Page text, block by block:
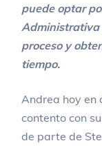
puede optar
Administrativa
proceso y
tiempo.
Andrea hoy en
contento con
de parte de